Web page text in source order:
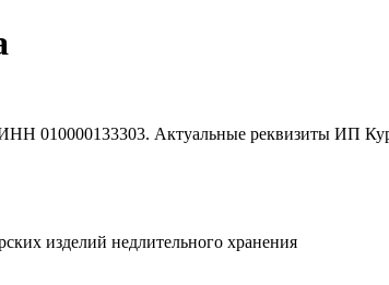
010000133303. Актуальные реквизиты ИП
изделий недлительного хранения